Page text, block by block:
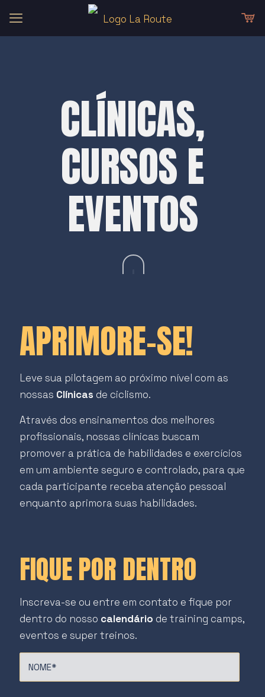
CLÍNICAS,
CURSOS E
EVENTOS
APRIMORE-SE!
Leve sua pilotagem ao próximo nível com as
nossas Clínicas de ciclismo.
Através dos ensinamentos dos melhores
profissionais, nossas clínicas buscam
promover a prática de habilidades e exercícios
em um ambiente seguro e controlado, para que
cada participante receba atenção pessoal
enquanto aprimora suas habilidades.
FIQUE POR DENTRO
Inscreva-se ou entre em contato e fique por
dentro do nosso calendário de training camps,
eventos e super treinos.